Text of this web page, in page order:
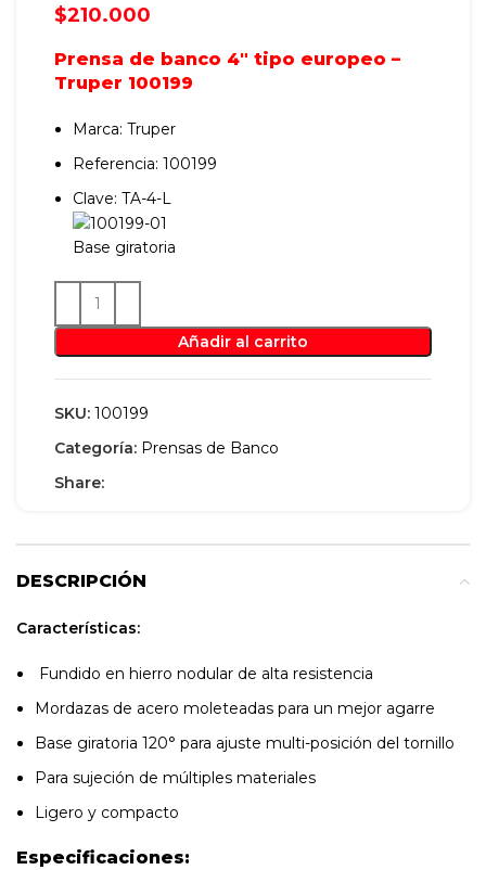
$210.000
Prensa de banco 4″ tipo europeo –
Truper 100199
Marca: Truper
Referencia: 100199
Clave: TA-4-L
Base giratoria
Añadir al carrito
SKU: 100199
Categoría: Prensas de Banco
Share:
DESCRIPCIÓN
Características:
Fundido en hierro nodular de alta resistencia
Mordazas de acero moleteadas para un mejor agarre
Base giratoria 120° para ajuste multi-posición del tornillo
Para sujeción de múltiples materiales
Ligero y compacto
Especificaciones: